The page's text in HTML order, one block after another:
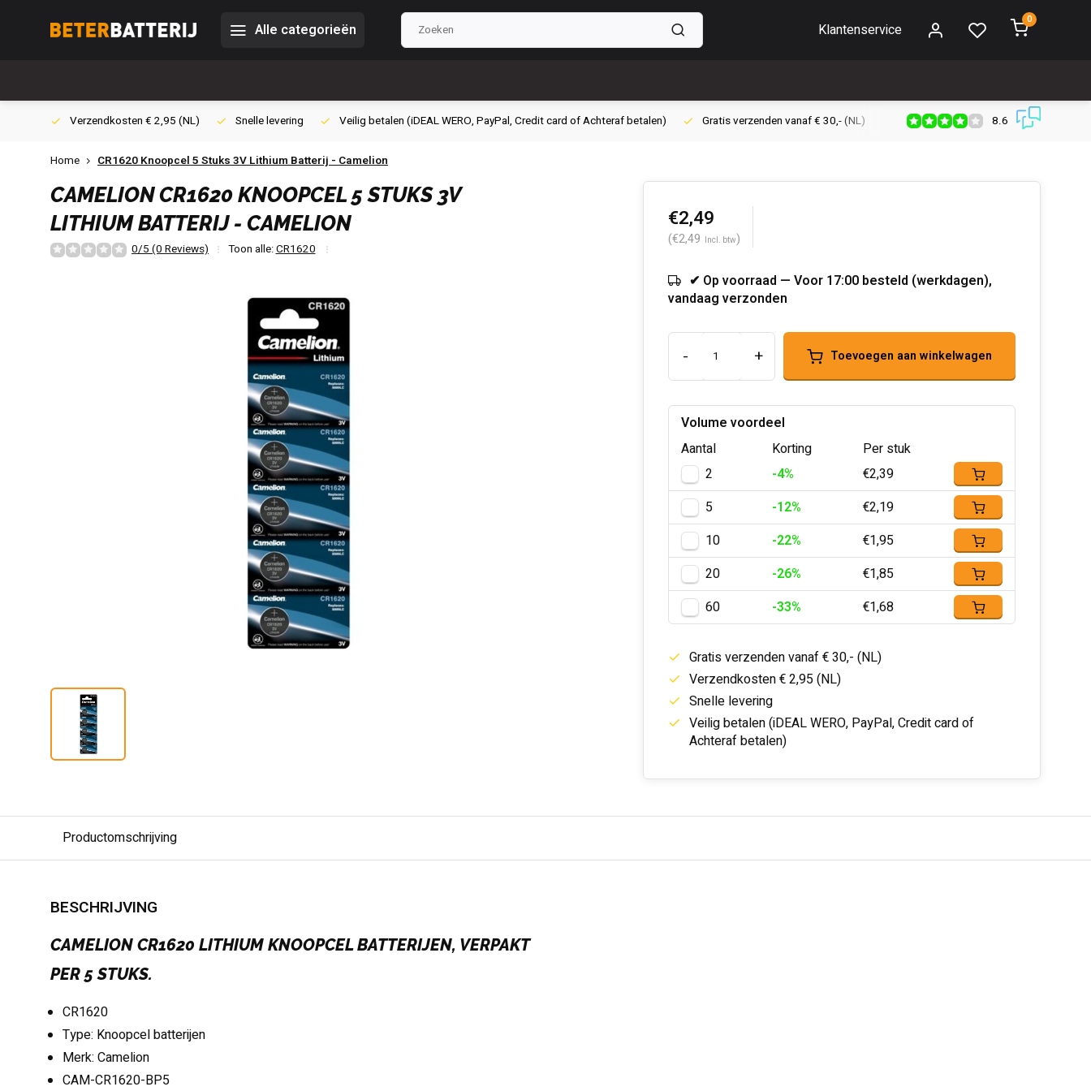
Alle categorieën Klantenservice
0
Verzendkosten € 2,95 (NL) Snelle levering Veilig betalen (iDEAL WERO, PayPal, Credit card of Achteraf betalen) Gratis verzenden vanaf € 30,- (NL) Verzendkosten € 2,95 (NL)
8.6
Home CR1620 Knoopcel 5 Stuks 3V Lithium Batterij - Camelion
CAMELIONCR1620 KNOOPCEL 5 STUKS 3V
LITHIUM BATTERIJ - CAMELION
0/5 (0 Reviews) Toon alle:CR1620
€2,49
(€2,49 Incl. btw)
✔ Op voorraad — Voor 17:00 besteld (werkdagen),
vandaag verzonden
- + Toevoegen aan winkelwagen
Volume voordeel
Aantal
Korting
Per stuk
2
-4%
€2,39
5
-12%
€2,19
10
-22%
€1,95
20
-26%
€1,85
60
-33% €1,68
Gratis verzenden vanaf € 30,- (NL)
Verzendkosten € 2,95 (NL)
Snelle levering
Veilig betalen (iDEAL WERO, PayPal, Credit card of
Achteraf betalen)
Productomschrijving
BESCHRIJVING
CAMELION CR1620 LITHIUM KNOOPCEL BATTERIJEN, VERPAKT
PER 5 STUKS.
CR1620
Type: Knoopcel batterijen
Merk: Camelion
CAM-CR1620-BP5